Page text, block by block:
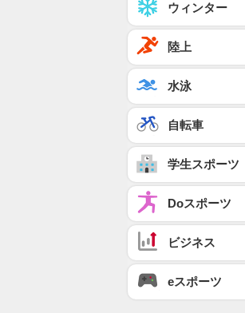
ウィンター
陸上
水泳
自転車
学生スポーツ
Doスポーツ
ビジネス
eスポーツ